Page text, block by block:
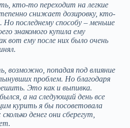
кто-то переходит на легкие
снижает дозировку, кто-
последнему способу – меньше
знакомого купила ему
вот ему после них было очень
возможно, попадая под влияние
проблем. Но благодаря
Это как и выпивка.
а на следующий день все
курить я бы посоветовала
денег они сберегут,